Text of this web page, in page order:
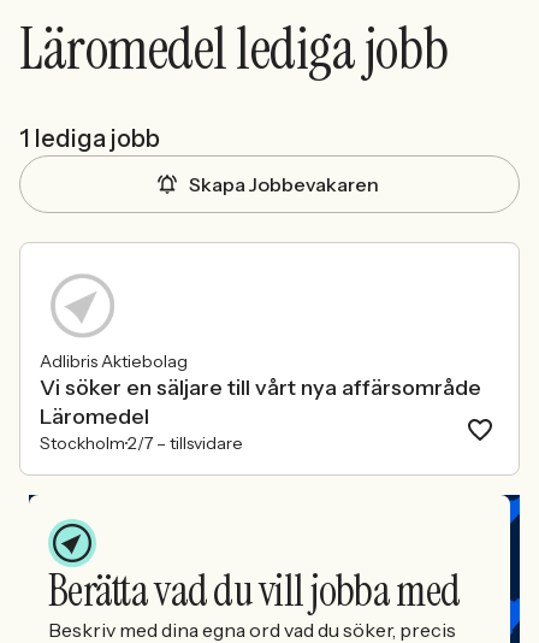
Läromedel lediga jobb
1 lediga jobb
Skapa Jobbevakaren
Adlibris Aktiebolag
Vi söker en säljare till vårt nya affärsområde
Läromedel
Stockholm2/7 – tillsvidare
Berätta vad du vill jobba med
Beskriv med dina egna ord vad du söker, precis